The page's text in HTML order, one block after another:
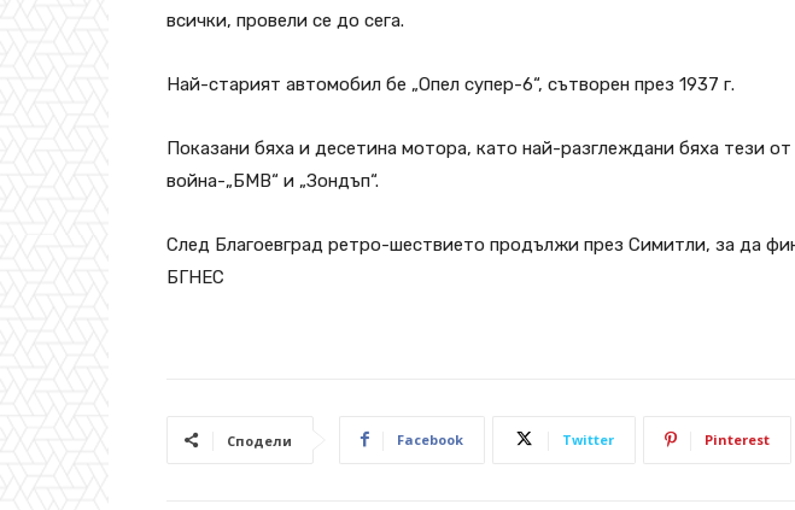
всички, провели се до сега.
Най-старият автомобил бе „Опел супер-6“, сътворен през 1937 г.
Показани бяха и десетина мотора, като най-разглеждани бяха тези
война-„БМВ“ и „Зондъп“.
След Благоевград ретро-шествието продължи през Симитли, за да
БГНЕС
Сподели Facebook Twitter Pinterest